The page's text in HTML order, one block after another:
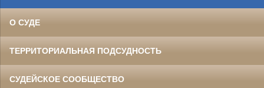
О СУДЕ
ТЕРРИТОРИАЛЬНАЯ ПОДСУДНОСТЬ
СУДЕЙСКОЕ СООБЩЕСТВО